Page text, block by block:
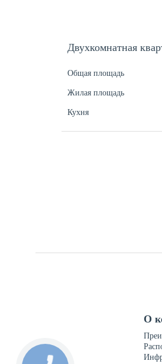
Двухкомнатная
Общая площадь
Жилая площадь
Кухня
О